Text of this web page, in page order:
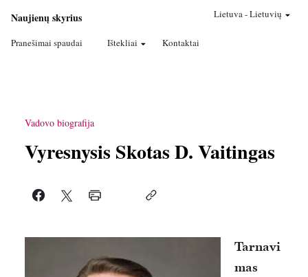
Naujienų skyrius
Pranešimai spaudai Ištekliai Kontaktai
Lietuva-Lietuvių
Vadovo biografija
Vyresnysis Skotas D. Vaitingas
Tarnavi
mas